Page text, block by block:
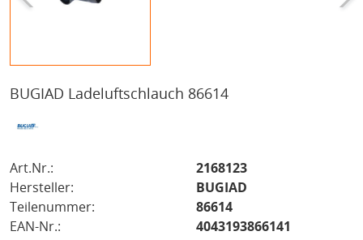
BUGIAD Ladeluftschlauch 86614
Art.Nr.:
2168123
Hersteller:
BUGIAD
Teilenummer:
86614
EAN-Nr.:
4043193866141